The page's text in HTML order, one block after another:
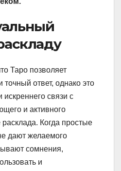
Таро позволяет
точный ответ, однако это
искреннего связи с
и активного
Когда простые
дают желаемого
сомнения,
и